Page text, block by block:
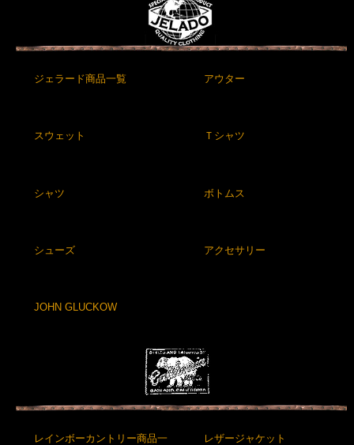
ジェラード商品一覧 アウター
スウェット Ｔシャツ
シャツ ボトムス
シューズ アクセサリー
JOHN GLUCKOW
レインボーカントリー商品一
レザージャケット